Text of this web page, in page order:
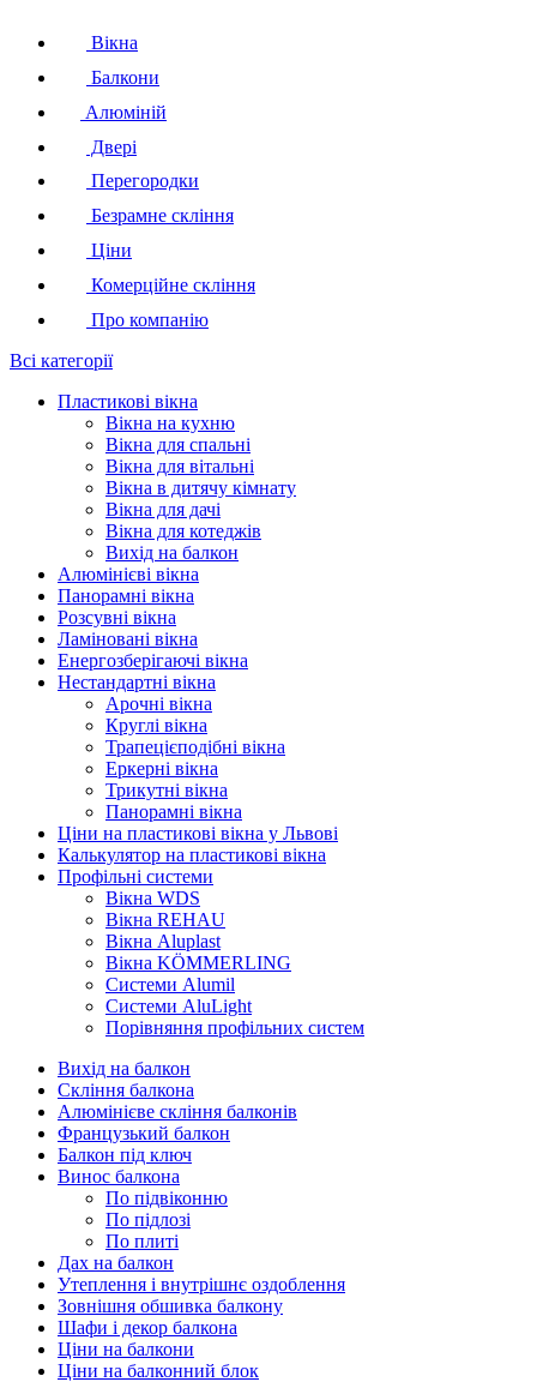
Вікна
Балкони
Алюміній
Двері
Перегородки
Безрамне скління
Ціни
Комерційне скління
Про компанію
Всі категорії
Пластикові вікна
Вікна на кухню
Вікна для спальні
Вікна для вітальні
Вікна в дитячу кімнату
Вікна для дачі
Вікна для котеджів
Вихід на балкон
Алюмінієві вікна
Панорамні вікна
Розсувні вікна
Ламіновані вікна
Енергозберігаючі вікна
Нестандартні вікна
Арочні вікна
Круглі вікна
Трапецієподібні вікна
Еркерні вікна
Трикутні вікна
Панорамні вікна
Ціни на пластикові вікна у Львові
Калькулятор на пластикові вікна
Профільні системи
Вікна WDS
Вікна REHAU
Вікна Aluplast
Вікна KÖMMERLING
Cистеми Alumil
Системи AluLight
Порівняння профільних систем
Вихід на балкон
Скління балкона
Алюмінієве скління балконів
Французький балкон
Балкон під ключ
Винос балкона
По підвіконню
По підлозі
По плиті
Дах на балкон
Утеплення і внутрішнє оздоблення
Зовнішня обшивка балкону
Шафи і декор балкона
Ціни на балкони
Ціни на балконний блок